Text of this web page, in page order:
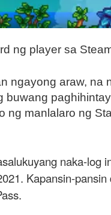
ng player sa
ngayong araw, na
manlalaro ng
naka-log
Kapansin-